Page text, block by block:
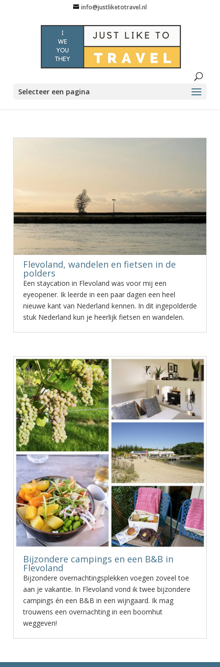
info@justliketotravel.nl
Selecteer een pagina
Flevoland, wandelen en fietsen in de
polders
Een staycation in Flevoland was voor mij een
eyeopener. Ik leerde in een paar dagen een heel
nieuwe kant van Nederland kennen. In dit ingepolderde
stuk Nederland kun je heerlijk fietsen en wandelen.
Bijzondere campings en een B&B in
Flevoland
Bijzondere overnachtingsplekken voegen zoveel toe
aan je vakantie. In Flevoland vond ik twee bijzondere
campings én een B&B in een wijngaard. Ik mag
trouwens een overnachting in een boomhut
weggeven!